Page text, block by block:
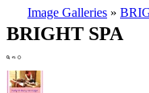
Image Galleries »
BRIGHT SPA